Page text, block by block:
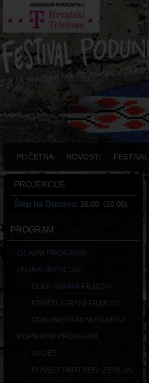
POČETNA NOVOSTI FESTIVAL
PROJEKCIJE
Šlep na Dunavu , 26.08. (20:00)
PROGRAM
GLAVNI PROGRAM
(KONKURENCIJA)
DUGI IGRANI FILMOVI
KRATKI IGRANI FILMOVI
DOKUMENTARNI FILMOVI
POPRATNI PROGRAM
SVIJET
PLANET PARTNER: ZEMLJA